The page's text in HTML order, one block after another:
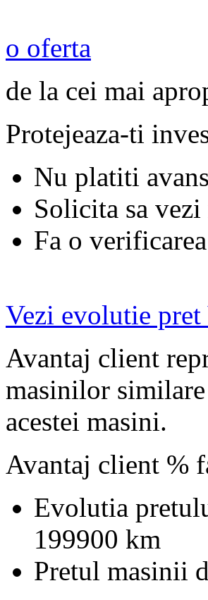
o oferta
de la cei mai
Protejeaza-ti
Nu platiti
Solicita sa vezi
Fa o
Vezi evolutie
Avantaj client
masinilor
acestei masini.
Avantaj client %
Evolutia
199900 km
Pretul masinii